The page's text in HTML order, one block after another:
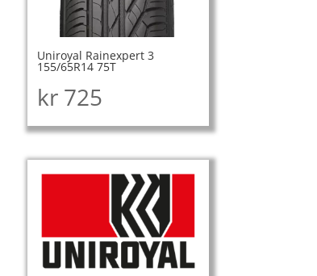
Uniroyal Rainexpert 3
155/65R14 75T
kr725